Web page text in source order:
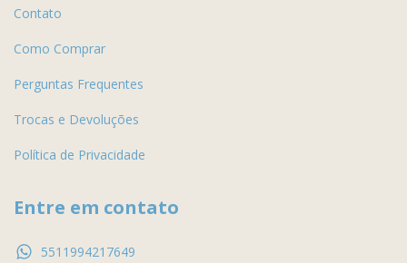
Contato
Como Comprar
Perguntas Frequentes
Trocas e Devoluções
Política de Privacidade
Entre em contato
5511994217649